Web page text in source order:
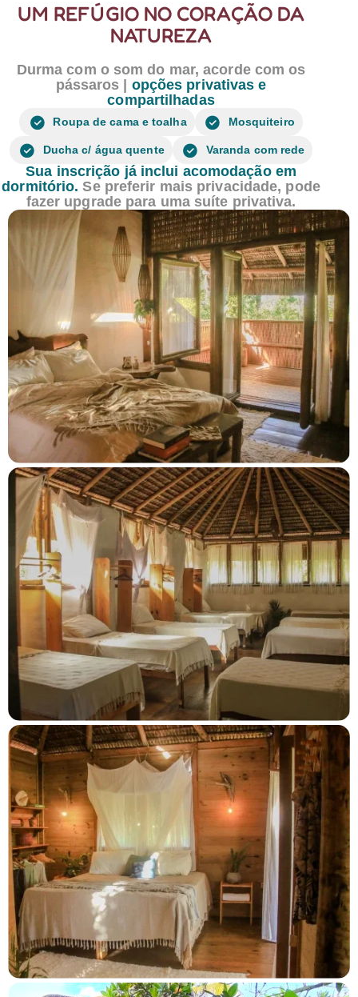
UM REFÚGIO NO CORAÇÃO DA
NATUREZA
Durma com o som do mar, acorde com os
pássaros | opções privativas e
compartilhadas
Roupa de cama e toalha Mosquiteiro
Ducha c/ água quente Varanda com rede
Sua inscrição já inclui acomodação em
dormitório. Se preferir mais privacidade, pode
fazer upgrade para uma suíte privativa.